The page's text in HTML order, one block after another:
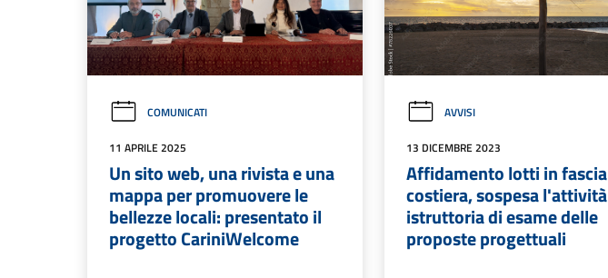
COMUNICATI
11 APRILE 2025
Un sito web, una rivista e una
mappa per promuovere le
bellezze locali: presentato il
progetto CariniWelcome
AVVISI
13 DICEMBRE 2023
Affidamento lotti in fascia
costiera, sospesa l'attività
istruttoria di esame delle
proposte progettuali